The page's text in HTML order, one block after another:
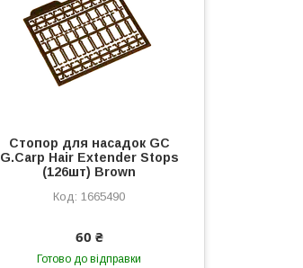
Стопор для насадок GC
G.Carp Hair Extender Stops
(126шт) Brown
1665490
60 ₴
Готово до відправки